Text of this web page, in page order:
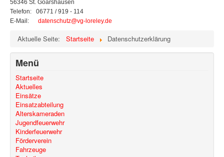
56346 St. Goarshausen
Telefon: 06771 / 919 - 114
E-Mail: datenschutz@vg-loreley.de
Aktuelle Seite: Startseite Datenschutzerklärung
Menü
Startseite
Aktuelles
Einsätze
Einsatzabteilung
Alterskameraden
Jugendfeuerwehr
Kinderfeuerwehr
Förderverein
Fahrzeuge